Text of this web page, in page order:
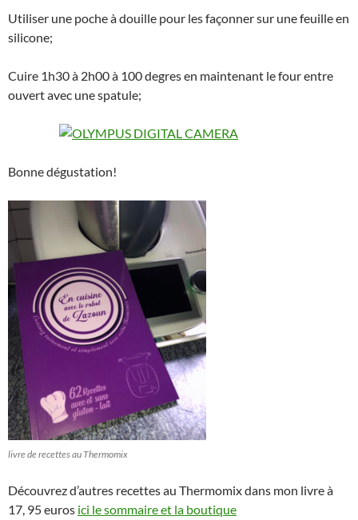
Utiliser une poche à douille pour les façonner sur une feuille en
silicone;
Cuire 1h30 à 2h00 à 100 degres en maintenant le four entre
ouvert avec une spatule;
Bonne dégustation!
livre de recettes au Thermomix
Découvrez d’autres recettes au Thermomix dans mon livre à
17, 95 euros ici le sommaire et la boutique